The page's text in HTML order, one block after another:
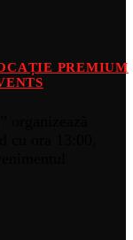
PREMIUM